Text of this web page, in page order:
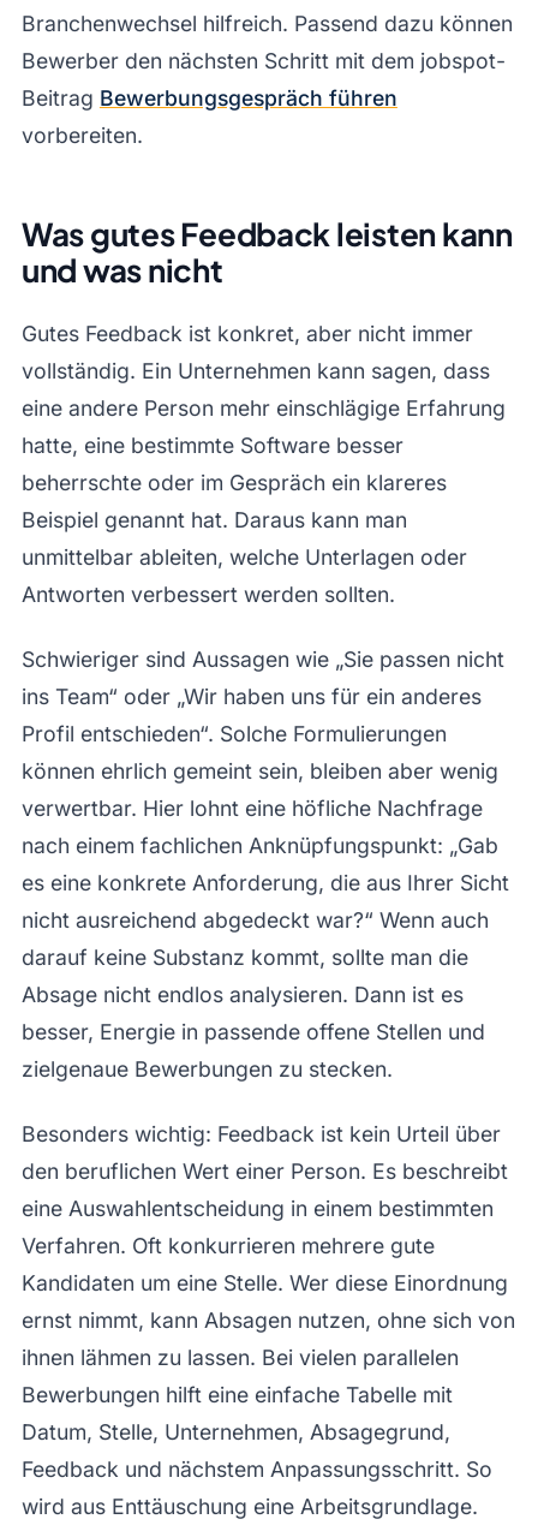
Branchenwechsel hilfreich. Passend dazu können
Bewerber den nächsten Schritt mit dem jobspot-
Beitrag Bewerbungsgespräch führen
vorbereiten.
Was gutes Feedback leisten kann
und was nicht
Gutes Feedback ist konkret, aber nicht immer
vollständig. Ein Unternehmen kann sagen, dass
eine andere Person mehr einschlägige Erfahrung
hatte, eine bestimmte Software besser
beherrschte oder im Gespräch ein klareres
Beispiel genannt hat. Daraus kann man
unmittelbar ableiten, welche Unterlagen oder
Antworten verbessert werden sollten.
Schwieriger sind Aussagen wie „Sie passen nicht
ins Team“ oder „Wir haben uns für ein anderes
Profil entschieden“. Solche Formulierungen
können ehrlich gemeint sein, bleiben aber wenig
verwertbar. Hier lohnt eine höfliche Nachfrage
nach einem fachlichen Anknüpfungspunkt: „Gab
es eine konkrete Anforderung, die aus Ihrer Sicht
nicht ausreichend abgedeckt war?“ Wenn auch
darauf keine Substanz kommt, sollte man die
Absage nicht endlos analysieren. Dann ist es
besser, Energie in passende offene Stellen und
zielgenaue Bewerbungen zu stecken.
Besonders wichtig: Feedback ist kein Urteil über
den beruflichen Wert einer Person. Es beschreibt
eine Auswahlentscheidung in einem bestimmten
Verfahren. Oft konkurrieren mehrere gute
Kandidaten um eine Stelle. Wer diese Einordnung
ernst nimmt, kann Absagen nutzen, ohne sich von
ihnen lähmen zu lassen. Bei vielen parallelen
Bewerbungen hilft eine einfache Tabelle mit
Datum, Stelle, Unternehmen, Absagegrund,
Feedback und nächstem Anpassungsschritt. So
wird aus Enttäuschung eine Arbeitsgrundlage.